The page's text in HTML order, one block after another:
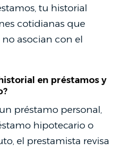
tu historial
cotidianas que
asocian con el
en préstamos y
préstamo personal,
hipotecario o
el prestamista revisa